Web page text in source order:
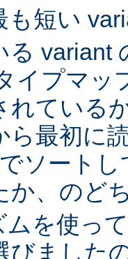
も短い
る variant
イプマッ
れている
ら最初に
ソート
か、のど
ムを使っ
びました